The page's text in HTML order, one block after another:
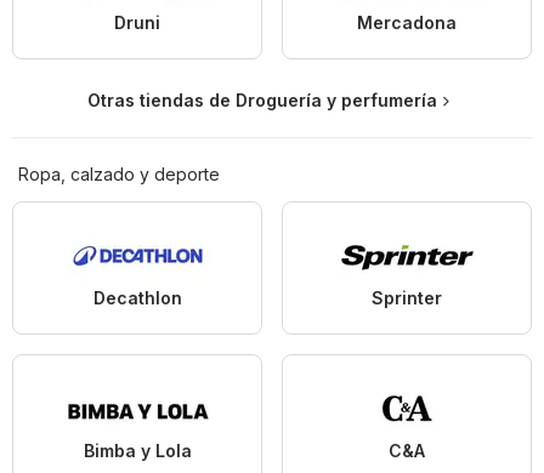
Druni Mercadona
Otras tiendas de Droguería y perfumería
Ropa, calzado y deporte
Decathlon Sprinter
Bimba y Lola C&A